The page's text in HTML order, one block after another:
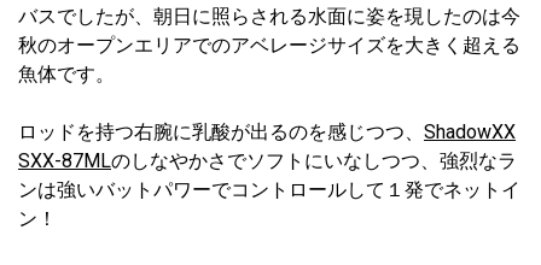
バスでしたが、朝日に照らされる水面に姿を現したのは今
秋のオープンエリアでのアベレージサイズを大きく超える
魚体です。
ロッドを持つ右腕に乳酸が出るのを感じつつ、 ShadowXX
SXX-87MLのしなやかさでソフトにいなしつつ、強烈なラ
ンは強いバットパワーでコントロールして１発でネットイ
ン！